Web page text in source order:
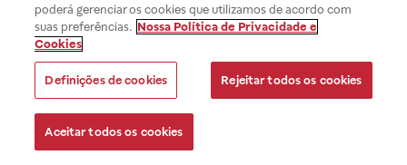
poderá gerenciar os cookies que utilizamos de acordo com
suas preferências. Nossa Política de Privacidade e
Cookies
Definições de cookies Rejeitar todos os cookies
Aceitar todos os cookies